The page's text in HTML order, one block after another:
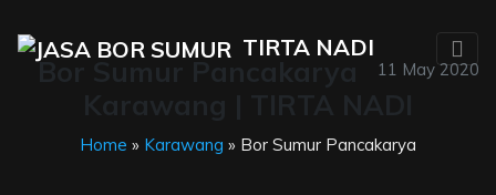
TIRTA NADI
11 May 2020
Bor Sumur Pancakarya
Home » Karawang » Bor Sumur Pancakarya